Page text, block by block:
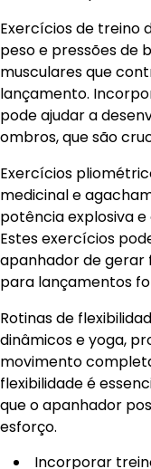
Exercícios de treino
peso e pressões de
musculares que
lançamento.
pode ajudar a
ombros, que são
Exercícios
medicinal e
potência explosiva
Estes exercícios
apanhador de gerar
para lançamentos
Rotinas de
dinâmicos e yoga,
movimento
flexibilidade é
que o apanhador
esforço.
Incorporar